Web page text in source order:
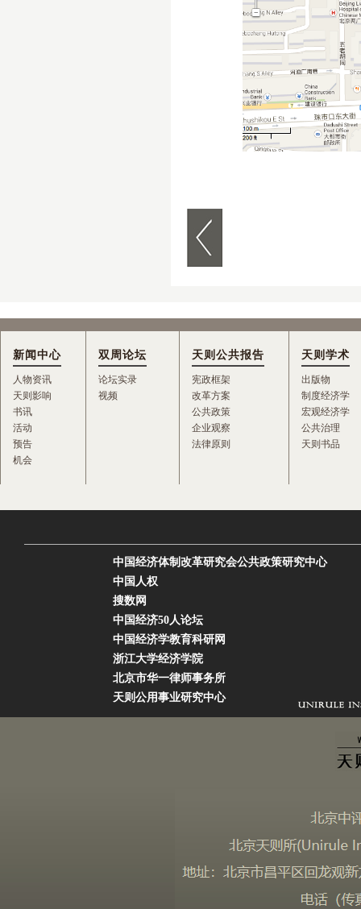
新闻中心
人物资讯
天则影响
书讯
活动
预告
机会
双周论坛
论坛实录
视频
天则公共报告
宪政框架
改革方案
公共政策
企业观察
法律原则
天则学术
出版物
制度经济学
宏观经济学
公共治理
天则书品
中国经济体制改革研究会公共政策研究中心
中国人权
搜数网
中国经济50人论坛
中国经济学教育科研网
浙江大学经济学院
北京市华一律师事务所
天则公用事业研究中心